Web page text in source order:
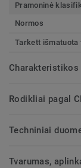
Pramoninė
Normos
Tarkett išmatuota
Charakteristikos
Rodikliai pagal
Techniniai
Tvarumas,